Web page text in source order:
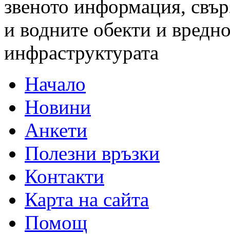
звеното информация,
и водните обекти и
инфраструктурата
Начало
Новини
Анкети
Полезни връзки
Контакти
Карта на сайта
Помощ